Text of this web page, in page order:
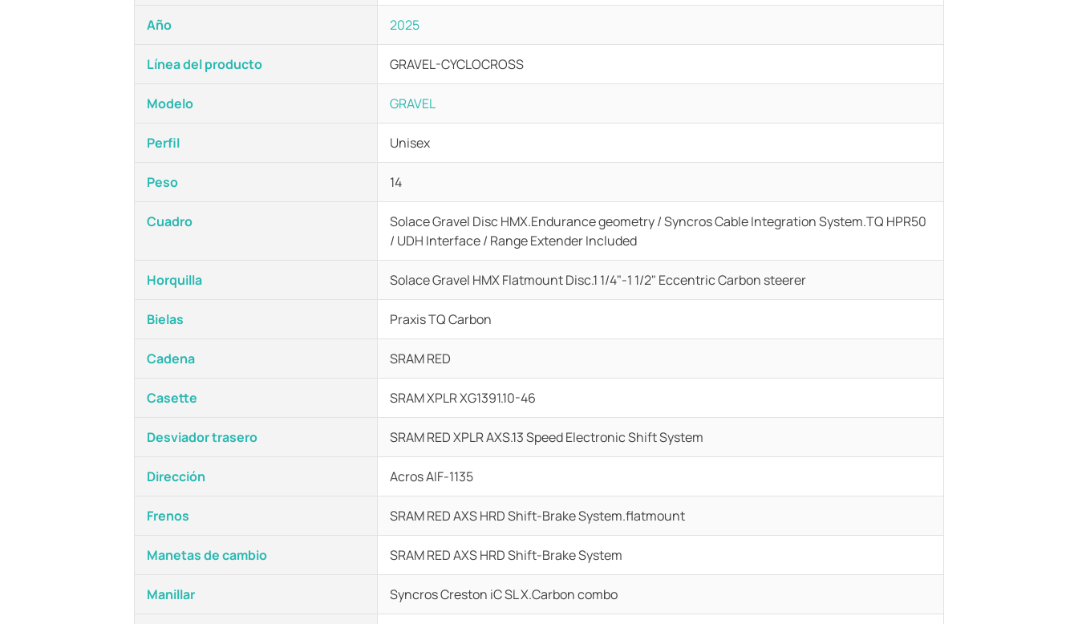
Año 2025
Línea del producto GRAVEL-CYCLOCROSS
Modelo GRAVEL
Perfil Unisex
Peso 14
Cuadro
Solace Gravel Disc HMX.Endurance geometry / Syncros Cable Integration System.TQ HPR50
/ UDH Interface / Range Extender Included
Horquilla Solace Gravel HMX Flatmount Disc.1 1/4"-1 1/2" Eccentric Carbon steerer
Bielas Praxis TQ Carbon
Cadena SRAM RED
Casette SRAM XPLR XG1391.10-46
Desviador trasero SRAM RED XPLR AXS.13 Speed Electronic Shift System
Dirección Acros AIF-1135
Frenos SRAM RED AXS HRD Shift-Brake System.flatmount
Manetas de cambio SRAM RED AXS HRD Shift-Brake System
Manillar Syncros Creston iC SL X.Carbon combo